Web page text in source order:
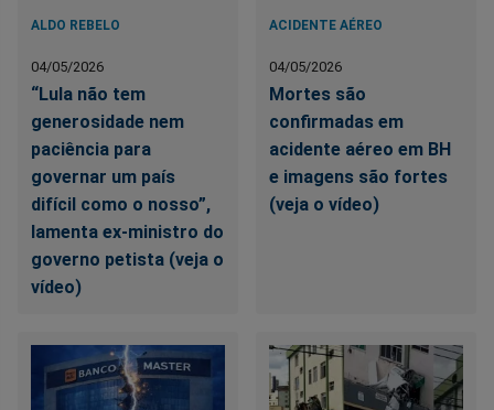
ALDO REBELO
04/05/2026
“Lula não tem
generosidade nem
paciência para
governar um país
difícil como o nosso”,
lamenta ex-ministro do
governo petista (veja o
vídeo)
ACIDENTE AÉREO
04/05/2026
Mortes são
confirmadas em
acidente aéreo em BH
e imagens são fortes
(veja o vídeo)